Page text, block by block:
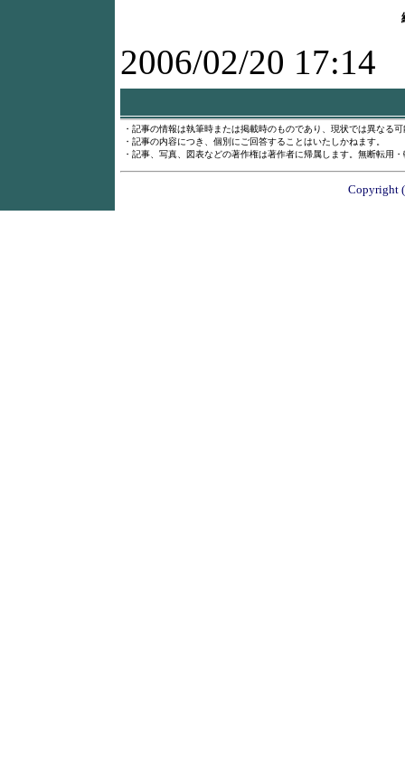
2006/02/20 17:14
・記事の情報は執筆時または掲載時のものであり、現状では異なる
・記事の内容につき、個別にご回答することはいたしかねます。
・記事、写真、図表などの著作権は著作者に帰属します。無断転用
Copyright